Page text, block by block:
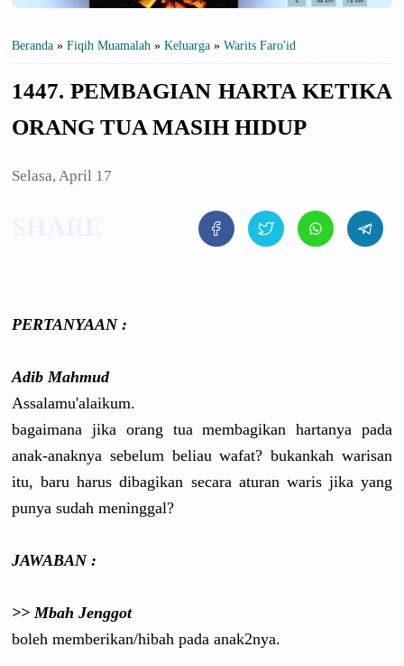
Beranda » Fiqih Muamalah » Keluarga » Warits Faro'id
1447. PEMBAGIAN HARTA KETIKA
ORANG TUA MASIH HIDUP
Selasa, April 17
PERTANYAAN:
Adib Mahmud
Assalamu'alaikum.
bagaimana jika orang tua membagikan hartanya pada
anak-anaknya sebelum beliau wafat? bukankah warisan
itu, baru harus dibagikan secara aturan waris jika yang
punya sudah meninggal?
JAWABAN :
>> Mbah Jenggot
boleh memberikan/hibah pada anak2nya.